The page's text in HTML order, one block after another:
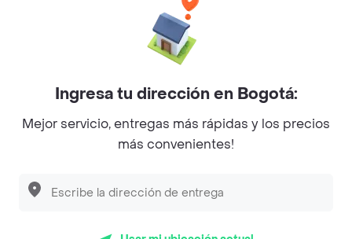
Descubre las PROMOCIONES que tenemos
Facebook
Twitter
Instagram
©2026Rappi Inc. All rights reserved.
Ingresa tu dirección en Bogotá:
Mejor servicio, entregas más rápidas y los precios
más convenientes!